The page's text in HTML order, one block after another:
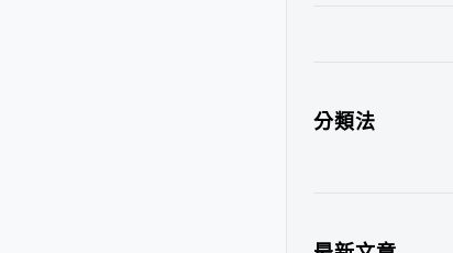
分類法